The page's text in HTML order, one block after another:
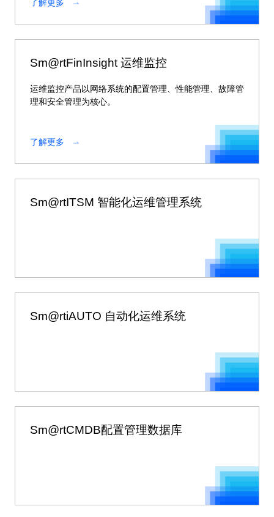
了解更多
Sm@rtFinInsight 运维监控
运维监控产品以网络系统的配置管理、性能管理、故障管
理和安全管理为核心。
了解更多
Sm@rtITSM 智能化运维管理系统
Sm@rtiAUTO 自动化运维系统
Sm@rtCMDB配置管理数据库